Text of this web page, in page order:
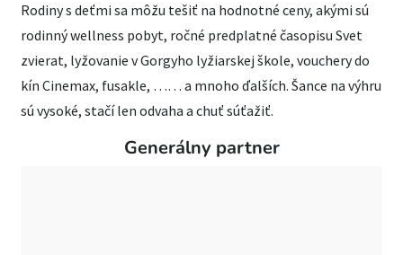
Rodiny s deťmi sa môžu tešiť na hodnotné ceny, akými sú
rodinný wellness pobyt, ročné predplatné časopisu Svet
zvierat, lyžovanie v Gorgyho lyžiarskej škole, vouchery do
kín Cinemax, fusakle, …… a mnoho ďalších. Šance na výhru
sú vysoké, stačí len odvaha a chuť súťažiť.
Generálny partner